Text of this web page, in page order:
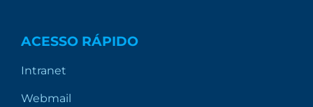
ACESSO RÁPIDO
Intranet
Webmail